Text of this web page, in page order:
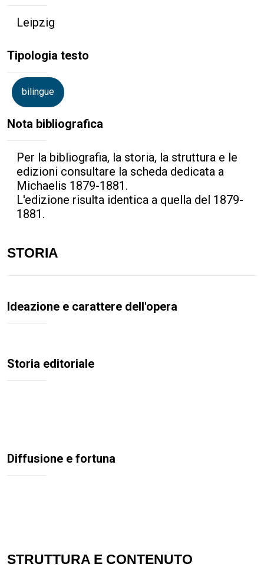
Leipzig
Tipologia testo
bilingue
Nota bibliografica
Per la bibliografia, la storia, la struttura e le
edizioni consultare la scheda dedicata a
Michaelis 1879-1881.
L'edizione risulta identica a quella del 1879-
1881.
STORIA
Ideazione e carattere dell'opera
Storia editoriale
Diffusione e fortuna
STRUTTURA E CONTENUTO